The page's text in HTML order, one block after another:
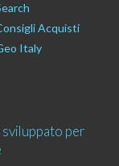
Acquisti
Italy
sviluppato per